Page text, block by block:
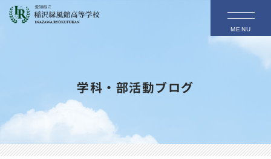
MENU
学科・部活動ブログ